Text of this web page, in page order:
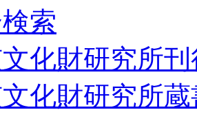
索
化財研究所
化財研究所